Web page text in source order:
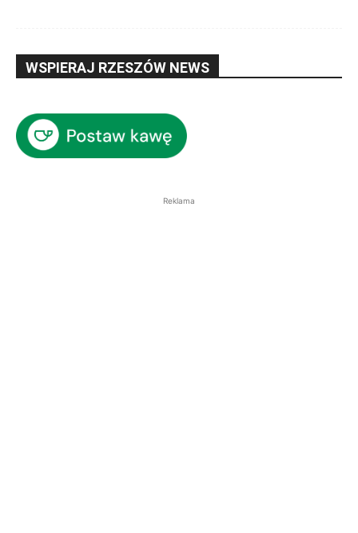
WSPIERAJ RZESZÓW NEWS
Reklama